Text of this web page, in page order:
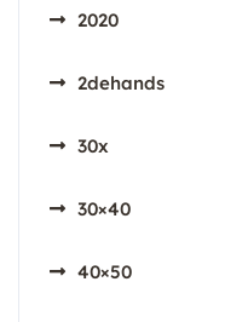
2020
2dehands
30x
30×40
40×50